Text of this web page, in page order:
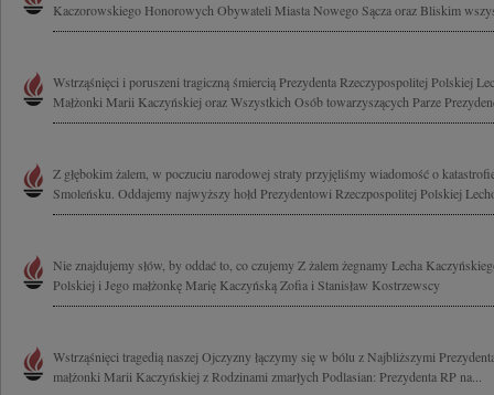
Kaczorowskiego Honorowych Obywateli Miasta Nowego Sącza oraz Bliskim
Wstrząśnięci i poruszeni tragiczną śmiercią Prezydenta Rzeczypospolitej Polskiej
Małżonki Marii Kaczyńskiej oraz Wszystkich Osób towarzyszących Parze
Z głębokim żalem, w poczuciu narodowej straty przyjęliśmy wiadomość o
Smoleńsku. Oddajemy najwyższy hołd Prezydentowi Rzeczpospolitej Polskiej
Nie znajdujemy słów, by oddać to, co czujemy Z żalem żegnamy Lecha
Polskiej i Jego małżonkę Marię Kaczyńską Zofia i Stanisław Kostrzewscy
Wstrząśnięci tragedią naszej Ojczyzny łączymy się w bólu z Najbliższymi
małżonki Marii Kaczyńskiej z Rodzinami zmarłych Podlasian: Prezydenta RP na...